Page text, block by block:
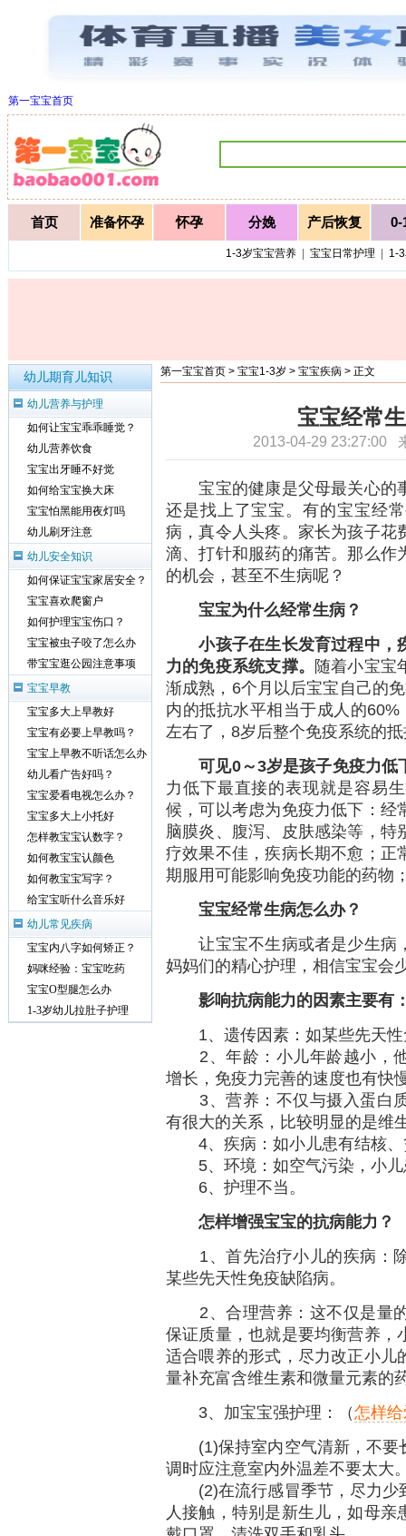
第一宝宝首页
首页 准备怀孕 怀孕 分娩 产后恢复 0-
1-3岁宝宝营养| 宝宝日常护理 1-
第一宝宝首页 > 宝宝1-3岁 > 宝宝疾病 > 正文
宝宝经常
2013-04-29 23:27:00
宝宝的健康是父母最关心的
还是找上了宝宝。有的宝宝经
病，真令人头疼。家长为孩子花
滴、打针和服药的痛苦。那么作
的机会，甚至不生病呢？
宝宝为什么经常生病？
小孩子在生长发育过程中，
力的免疫系统支撑。 随着小宝宝
渐成熟，6个月以后宝宝自己的
内的抵抗水平相当于成人的
左右了，8岁后整个免疫系统的
可见0～3岁是孩子免疫力低
力低下最直接的表现就是容易
候，可以考虑为免疫力低下：经
脑膜炎、腹泻、皮肤感染等，
疗效果不佳，疾病长期不愈；正
期服用可能影响免疫功能的药
宝宝经常生病怎么办？
让宝宝不生病或者是少生病
妈妈们的精心护理，相信宝宝会
影响抗病能力的因素主要有
1、遗传因素：如某些先天性
2、年龄：小儿年龄越小，他
增长，免疫力完善的速度也有快
3、营养：不仅与摄入蛋白质
有很大的关系，比较明显的是维
4、疾病：如小儿患有结核、
5、环境：如空气污染，小儿
6、护理不当。
怎样增强宝宝的抗病能力？
1、首先治疗小儿的疾病：除
某些先天性免疫缺陷病。
2、合理营养：这不仅是量的
保证质量，也就是要均衡营养，
适合喂养的形式，尽力改正小儿
量补充富含维生素和微量元素的
3、加宝宝强护理：（怎样
(1)保持室内空气清新，不要
调时应注意室内外温差不要太大
(2)在流行感冒季节，尽力少
人接触，特别是新生儿，如母
幼儿期育儿知识
幼儿营养与护理
如何让宝宝乖乖睡觉？
幼儿营养饮食
宝宝出牙睡不好觉
如何给宝宝换大床
宝宝怕黑能用夜灯吗
幼儿刷牙注意
幼儿安全知识
如何保证宝宝家居安全？
宝宝喜欢爬窗户
如何护理宝宝伤口？
宝宝被虫子咬了怎么办
带宝宝逛公园注意事项
宝宝早教
宝宝多大上早教好
宝宝有必要上早教吗？
宝宝上早教不听话怎么办
幼儿看广告好吗？
宝宝爱看电视怎么办？
宝宝多大上小托好
怎样教宝宝认数字？
如何教宝宝认颜色
如何教宝宝写字？
给宝宝听什么音乐好
幼儿常见疾病
宝宝内八字如何矫正？
妈咪经验：宝宝吃药
宝宝O型腿怎么办
1-3岁幼儿拉肚子护理